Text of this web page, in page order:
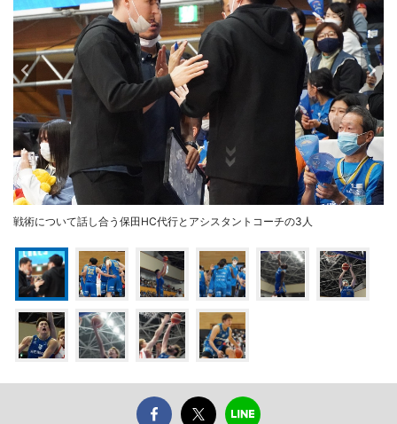
戦術について話し合う保田HC代行とアシスタントコーチの3人